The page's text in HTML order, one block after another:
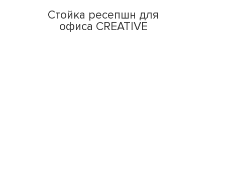
Стойка ресепшн для
офиса CREATIVE